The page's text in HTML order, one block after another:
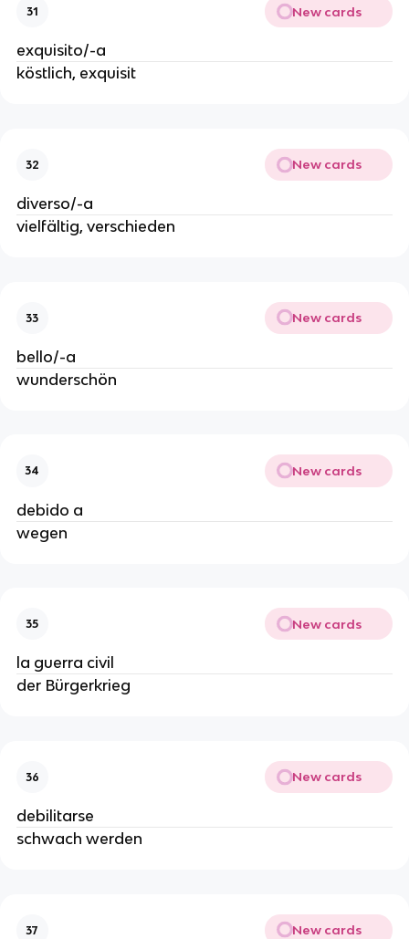
31 New cards
exquisito/-a
köstlich, exquisit
32 New cards
diverso/-a
vielfältig, verschieden
33 New cards
bello/-a
wunderschön
34 New cards
debido a
wegen
35 New cards
la guerra civil
der Bürgerkrieg
36 New cards
debilitarse
schwach werden
37 New cards